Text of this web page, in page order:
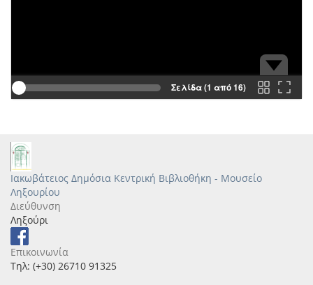
Σελίδα (1 από 16)
Ιακωβάτειος Δημόσια Κεντρική Βιβλιοθήκη - Μουσείο
Ληξουρίου
Διεύθυνση
Ληξούρι
Επικοινωνία
Τηλ: (+30) 26710 91325